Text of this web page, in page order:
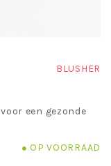
BLUSHER
een gezonde
OP VOORRAAD